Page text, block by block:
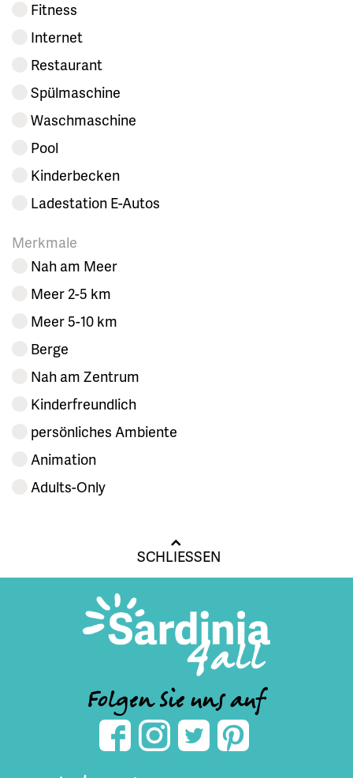
Fitness
Internet
Restaurant
Spülmaschine
Waschmaschine
Pool
Kinderbecken
Ladestation E-Autos
Merkmale
Nah am Meer
Meer 2-5 km
Meer 5-10 km
Berge
Nah am Zentrum
Kinderfreundlich
persönliches Ambiente
Animation
Adults-Only
SCHLIESSEN
Folgen Sie uns auf